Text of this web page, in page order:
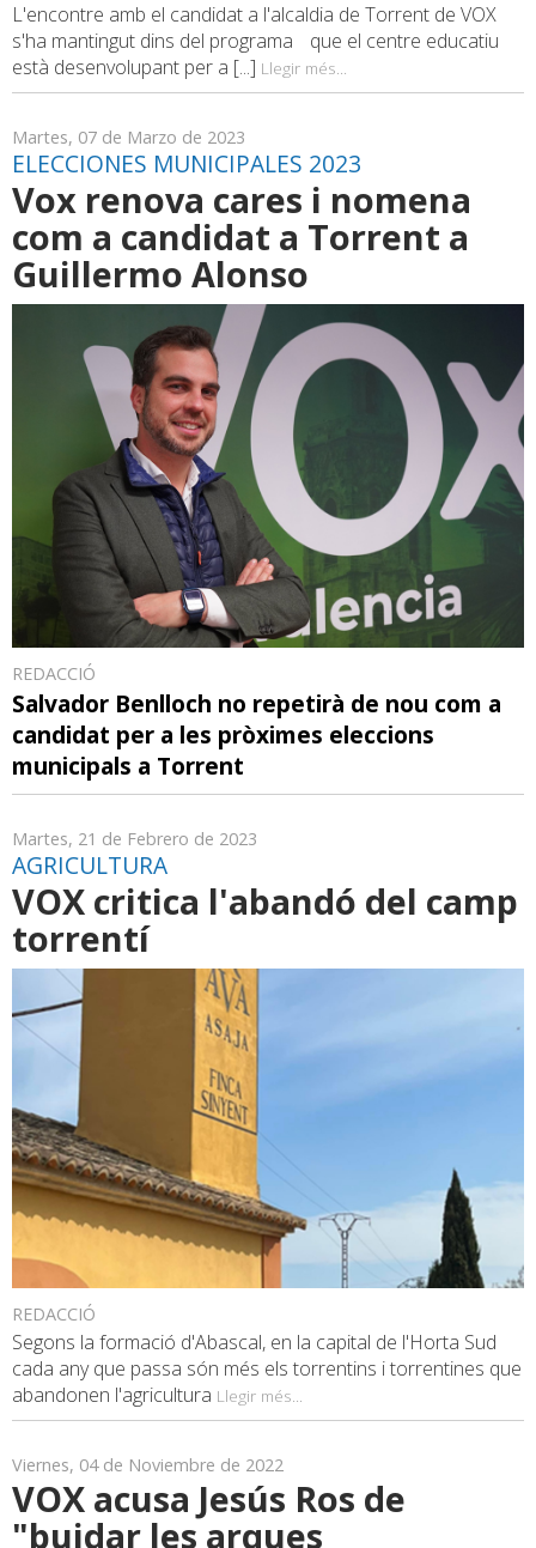
L'encontre amb el candidat a l'alcaldia de Torrent de VOX
s'ha mantingut dins del programa que el centre educatiu
està desenvolupant per a [...] Llegir més...
Martes, 07 de Marzo de 2023
ELECCIONES MUNICIPALES 2023
Vox renova cares i nomena
com a candidat a Torrent a
Guillermo Alonso
REDACCIÓ
Salvador Benlloch no repetirà de nou com a
candidat per a les pròximes eleccions
municipals a Torrent
Martes, 21 de Febrero de 2023
AGRICULTURA
VOX critica l'abandó del camp
torrentí
REDACCIÓ
Segons la formació d'Abascal, en la capital de l'Horta Sud
cada any que passa són més els torrentins i torrentines que
abandonen l'agricultura Llegir més...
Viernes, 04 de Noviembre de 2022
VOX acusa Jesús Ros de
"buidar les arques